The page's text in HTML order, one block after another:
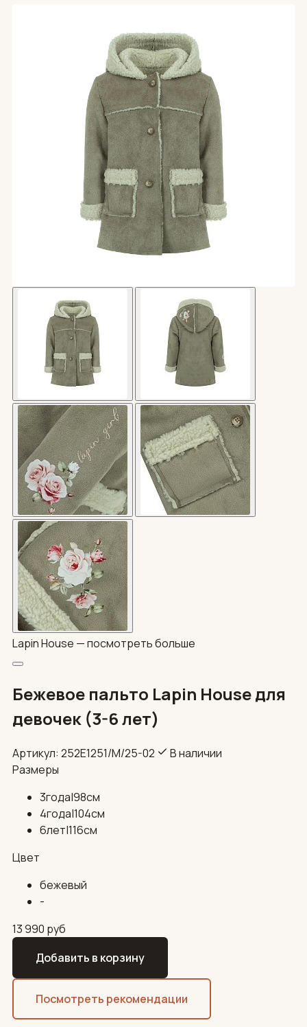
Lapin House —посмотреть больше
Бежевое пальто Lapin House для
девочек (3-6 лет)
Артикул: 252E1251/М/25-02
В наличии
Размеры
3года|98см
4года|104см
6лет|116см
Цвет
бежевый
-
13 990 руб
Добавить в корзину
Посмотреть рекомендации